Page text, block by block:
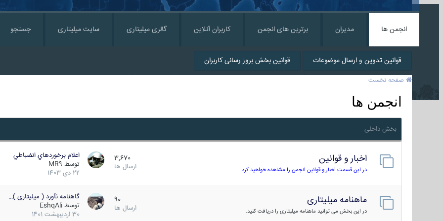
انجمن ها مدیران برترین های انجمن کاربران آنلاین گالری میلیتاری سایت میلیتاری جستجو
قوانین تدوین و ارسال موضوعات قوانین بخش بروز رسانی کاربران
صفحه نخست
انجمن ها
بخش داخلی
اخبار و قوانین
در این قسمت اخبار و قوانین انجمن را مشاهده خواهید کرد
3,670
ارسال ها
اعلام برخوردهاي انضباطي
توسط MR9
22 دی 1403
ماهنامه میلیتاری
در این بخش می توانید ماهنامه میلیتاری را دریافت کنید.
90
ارسال ها
گاهنامه نآورد ( میلیتاری )…
توسط EshqAli
30 اردیبهشت 1401